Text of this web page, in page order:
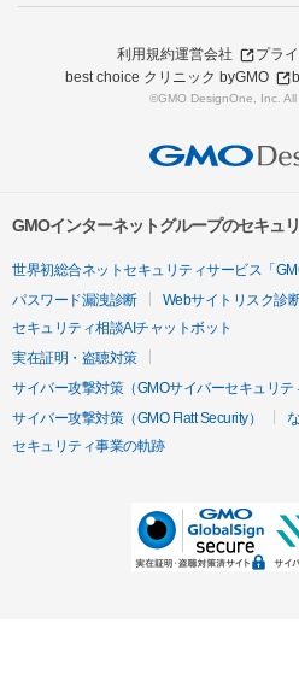
利用規約運営会社
プラ
best choice クリニック byGMO
©GMO DesignOne, Inc. All
GMOインターネットグループのセキュ
世界初総合ネットセキュリティサービス「
パスワード漏洩診断
Webサイトリスク診
セキュリティ相談AIチャットボット
実在証明・盗聴対策
サイバー攻撃対策（GMOサイバーセキュリテ
サイバー攻撃対策（GMO Flatt Security）
セキュリティ事業の軌跡